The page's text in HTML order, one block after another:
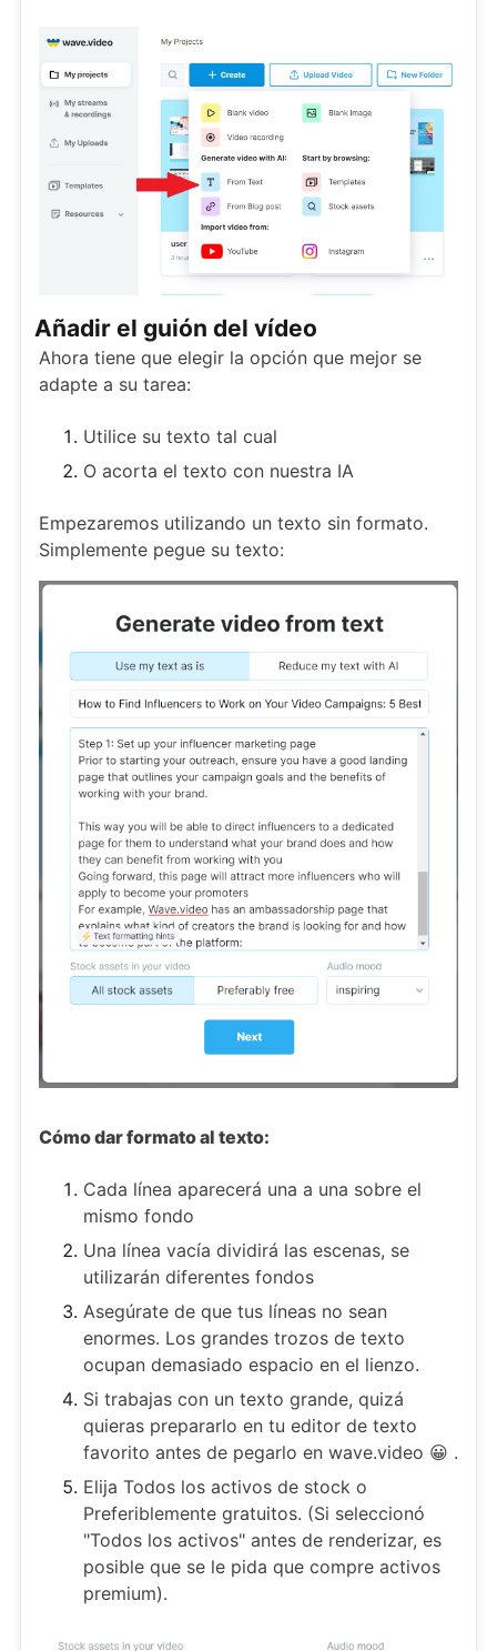
Añadir el guión del vídeo
Ahora tiene que elegir la opción que mejor se
adapte a su tarea:
Utilice su texto tal cual
O acorta el texto con nuestra IA
Empezaremos utilizando un texto sin formato.
Simplemente pegue su texto:
Cómo dar formato al texto:
Cada línea aparecerá una a una sobre el
mismo fondo
Una línea vacía dividirá las escenas, se
utilizarán diferentes fondos
Asegúrate de que tus líneas no sean
enormes. Los grandes trozos de texto
ocupan demasiado espacio en el lienzo.
Si trabajas con un texto grande, quizá
quieras prepararlo en tu editor de texto
favorito antes de pegarlo en wave.video 😀 .
Elija Todos los activos de stock o
Preferiblemente gratuitos. (Si seleccionó
"Todos los activos" antes de renderizar, es
posible que se le pida que compre activos
premium).